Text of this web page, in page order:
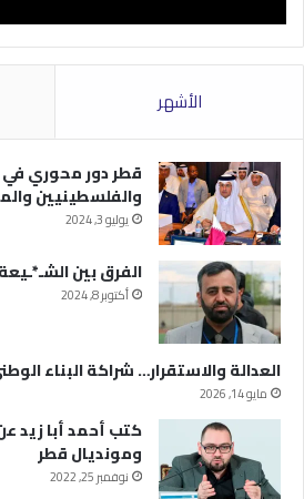
الأشهر
قطر دور محوري
والفلسطينيين
يوليو 3, 2024
الفرق بين
أكتوبر 8, 2024
العدالة والاستقرار… شراكة البناء
مايو 14, 2026
كتب أحمد أبا زيد
ومونديال قطر
نوفمبر 25, 2022